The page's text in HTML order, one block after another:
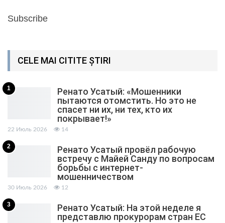
Subscribe
CELE MAI CITITE ȘTIRI
1
Ренато Усатый: «Мошенники
пытаются отомстить. Но это не
спасет ни их, ни тех, кто их
покрывает!»
22 Июль 2026 14
2
Ренато Усатый провёл рабочую
встречу с Майей Санду по вопросам
борьбы с интернет-
мошенничеством
30 Июль 2026 12
3
Ренато Усатый: На этой неделе я
представлю прокурорам стран ЕС